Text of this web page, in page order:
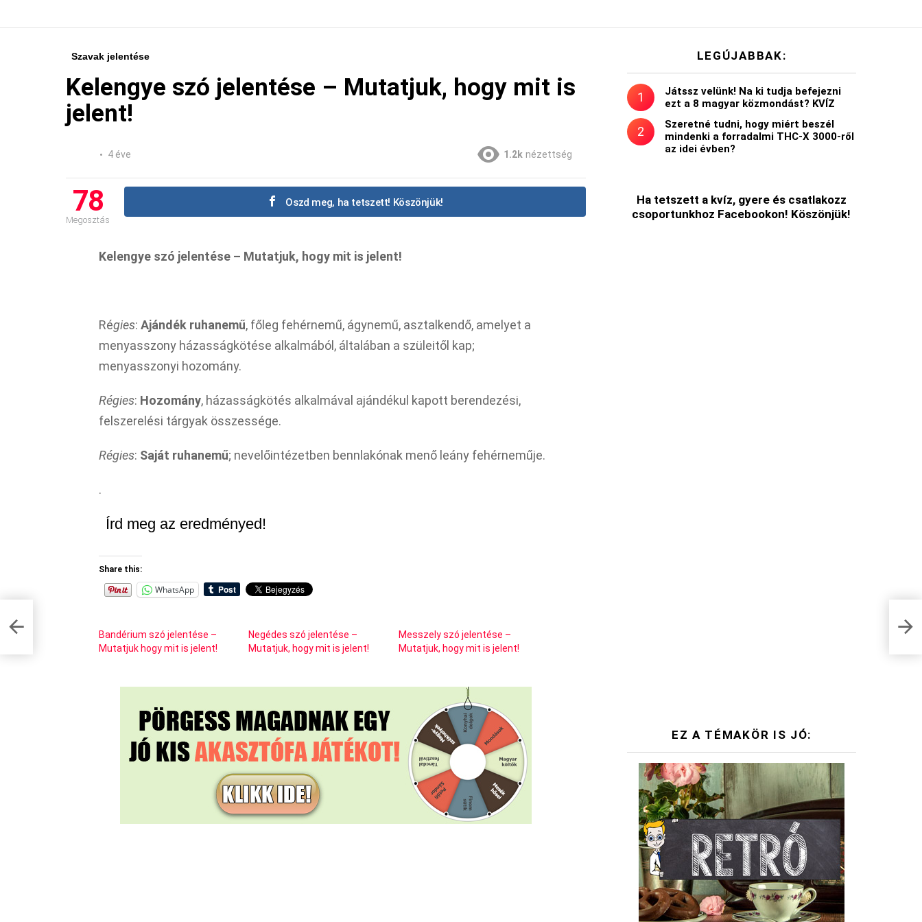
Szavak jelentése
Kelengye szó jelentése – Mutatjuk, hogy mit is
jelent!
4 éve 1.2k nézettség
78
Megosztás
Oszd meg, ha tetszett! Köszönjük!
Kelengye szó jelentése – Mutatjuk, hogy mit is jelent!
Régies: Ajándék ruhanemű, főleg fehérnemű, ágynemű, asztalkendő, amelyet a
menyasszony házasságkötése alkalmából, általában a szüleitől kap;
menyasszonyi hozomány.
Régies: Hozomány, házasságkötés alkalmával ajándékul kapott berendezési,
felszerelési tárgyak összessége.
Régies: Saját ruhanemű; nevelőintézetben bennlakónak menő leány fehérneműje.
.
Írd meg az eredményed!
Share this:
WhatsApp
Bandérium szó jelentése –
Mutatjuk hogy mit is jelent!
Negédes szó jelentése –
Mutatjuk, hogy mit is jelent!
Messzely szó jelentése –
Mutatjuk, hogy mit is jelent!
LEGÚJABBAK:
Játssz velünk! Na ki tudja befejezni
ezt a 8 magyar közmondást? KVÍZ
Szeretné tudni, hogy miért beszél
mindenki a forradalmi THC-X 3000-ről
az idei évben?
Ha tetszett a kvíz, gyere és csatlakozz
csoportunkhoz Facebookon! Köszönjük!
EZ A TÉMAKÖR IS JÓ: